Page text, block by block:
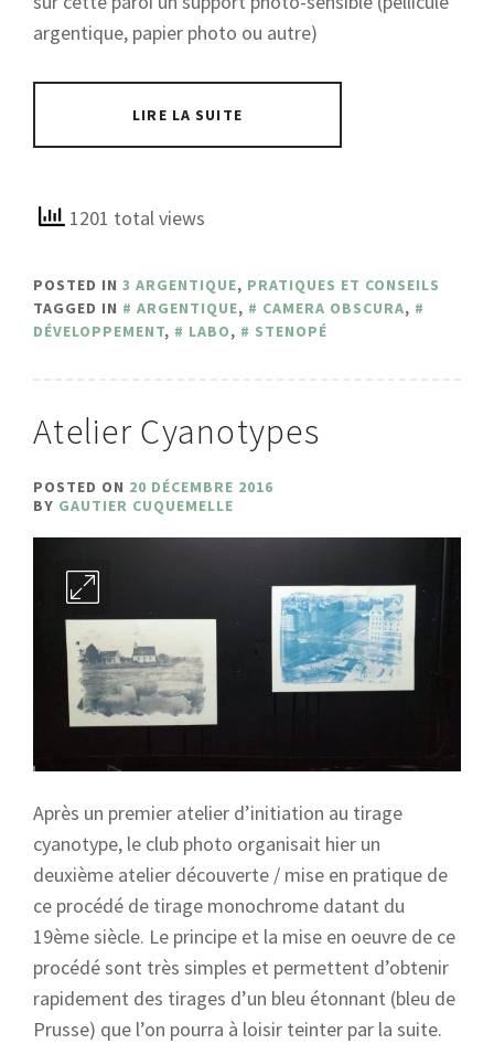
argentique, papier photo ou autre)
LIRE LA SUITE
1201 total views
POSTED IN 3 ARGENTIQUE, PRATIQUES ET CONSEILS
TAGGED IN
ARGENTIQUE, CAMERA OBSCURA,
DÉVELOPPEMENT, LABO, STENOPÉ
Atelier Cyanotypes
POSTED ON 20 DÉCEMBRE 2016
BY GAUTIER CUQUEMELLE
Après un premier atelier d’initiation au tirage
cyanotype, le club photo organisait hier un
deuxième atelier découverte / mise en pratique de
ce procédé de tirage monochrome datant du
19ème siècle. Le principe et la mise en oeuvre de ce
procédé sont très simples et permettent d’obtenir
rapidement des tirages d’un bleu étonnant (bleu de
Prusse) que l’on pourra à loisir teinter par la suite.